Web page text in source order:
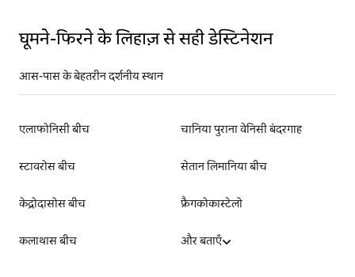
घूमने-फिरने के लिहाज़ से सही डेस्टिनेशन
आस-पास के बेहतरीन दर्शनीय स्थान
एलाफोनिसी बीच चानिया पुराना वेनिसी बंदरगाह
स्टावरोस बीच सेतान लिमानिया बीच
केद्रोदासोस बीच फ्रैगकोकास्टेलो
कलाथास बीच और बताएँ